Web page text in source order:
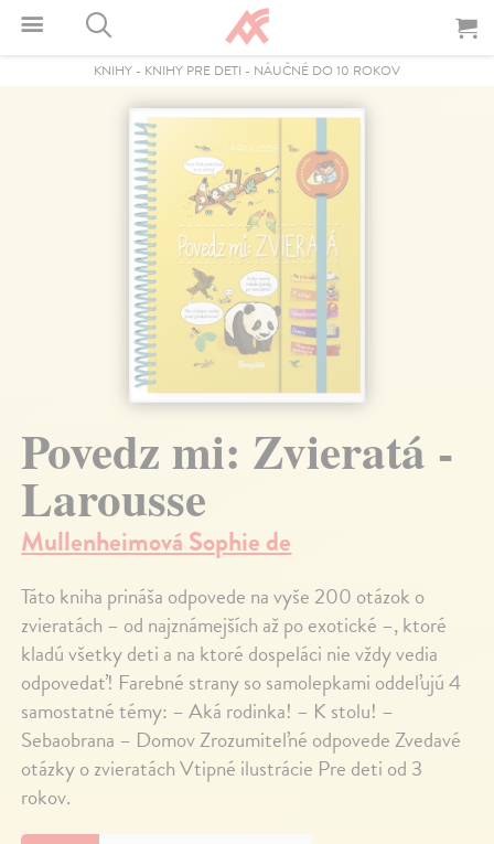
KNIHY - KNIHY PRE DETI - NÁUČNÉ DO 10 ROKOV
Povedz mi: Zvieratá -
Larousse
Mullenheimová Sophie de
Táto kniha prináša odpovede na vyše 200 otázok o
zvieratách – od najznámejších až po exotické –, ktoré
kladú všetky deti a na ktoré dospeláci nie vždy vedia
odpovedať! Farebné strany so samolepkami oddeľujú 4
samostatné témy: – Aká rodinka! – K stolu! –
Sebaobrana – Domov Zrozumiteľné odpovede Zvedavé
otázky o zvieratách Vtipné ilustrácie Pre deti od 3
rokov.